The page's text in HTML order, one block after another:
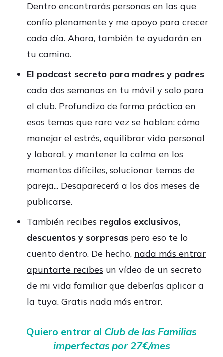
Dentro encontrarás personas en las que
confío plenamente y me apoyo para crecer
cada día. Ahora, también te ayudarán en
tu camino.
El podcast secreto para madres y padres
cada dos semanas en tu móvil y solo para
el club. Profundizo de forma práctica en
esos temas que rara vez se hablan: cómo
manejar el estrés, equilibrar vida personal
y laboral, y mantener la calma en los
momentos difíciles, solucionar temas de
pareja... Desaparecerá a los dos meses de
publicarse.
También recibes regalos exclusivos,
descuentos y sorpresas pero eso te lo
cuento dentro. De hecho, nada más entrar
apuntarte recibes un vídeo de un secreto
de mi vida familiar que deberías aplicar a
la tuya. Gratis nada más entrar.
Quiero entrar al Club de las Familias
imperfectas por 27€/mes